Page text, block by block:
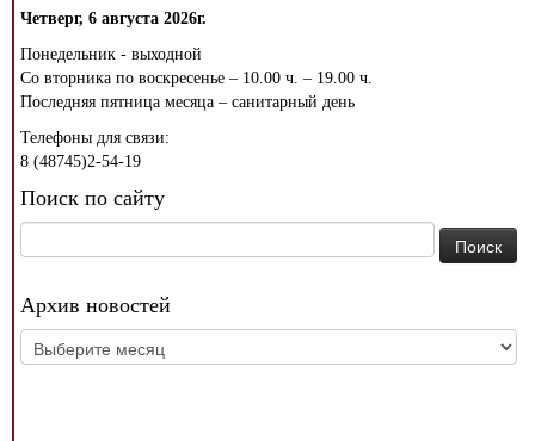
Четверг, 6 августа 2026г.
Понедельник - выходной
Со вторника по воскресенье – 10.00 ч. – 19.00 ч.
Последняя пятница месяца – санитарный день
Телефоны для связи:
8 (48745)2-54-19
Поиск по сайту
Архив новостей
Архив
новостей